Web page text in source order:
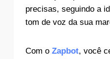
precisas, seguindo a
tom de voz da sua
Com o Zapbot, você